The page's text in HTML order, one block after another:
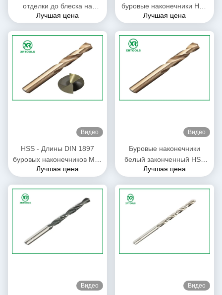
отделки до блеска на
затвердетое стальное DIN
извива руки прямого
хвостовика левых
Лучшая цена
буровые наконечники HSS
для двойника металла 2
2mm до 6mm
Лучшая цена
Видео
HSS - Длины DIN 1897
буровых наконечников M35
118° цвет
выдвинутой янтарный
Лучшая цена
Видео
Буровые наконечники
белый законченный HSS
HSS извива DIN1897 - 4241
66HRC
Лучшая цена
Видео Видео